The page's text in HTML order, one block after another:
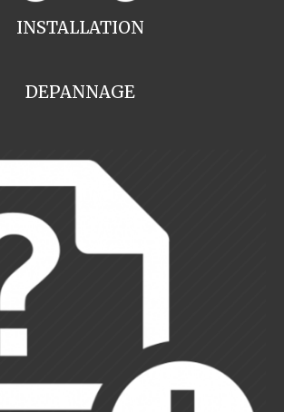
INSTALLATION
DEPANNAGE